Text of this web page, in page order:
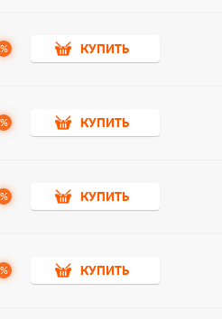
% КУПИТЬ
% КУПИТЬ
% КУПИТЬ
% КУПИТЬ